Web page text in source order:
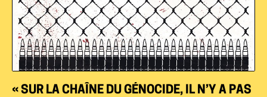
« SUR LA CHAÎNE DU GÉNOCIDE, IL N’Y A PAS